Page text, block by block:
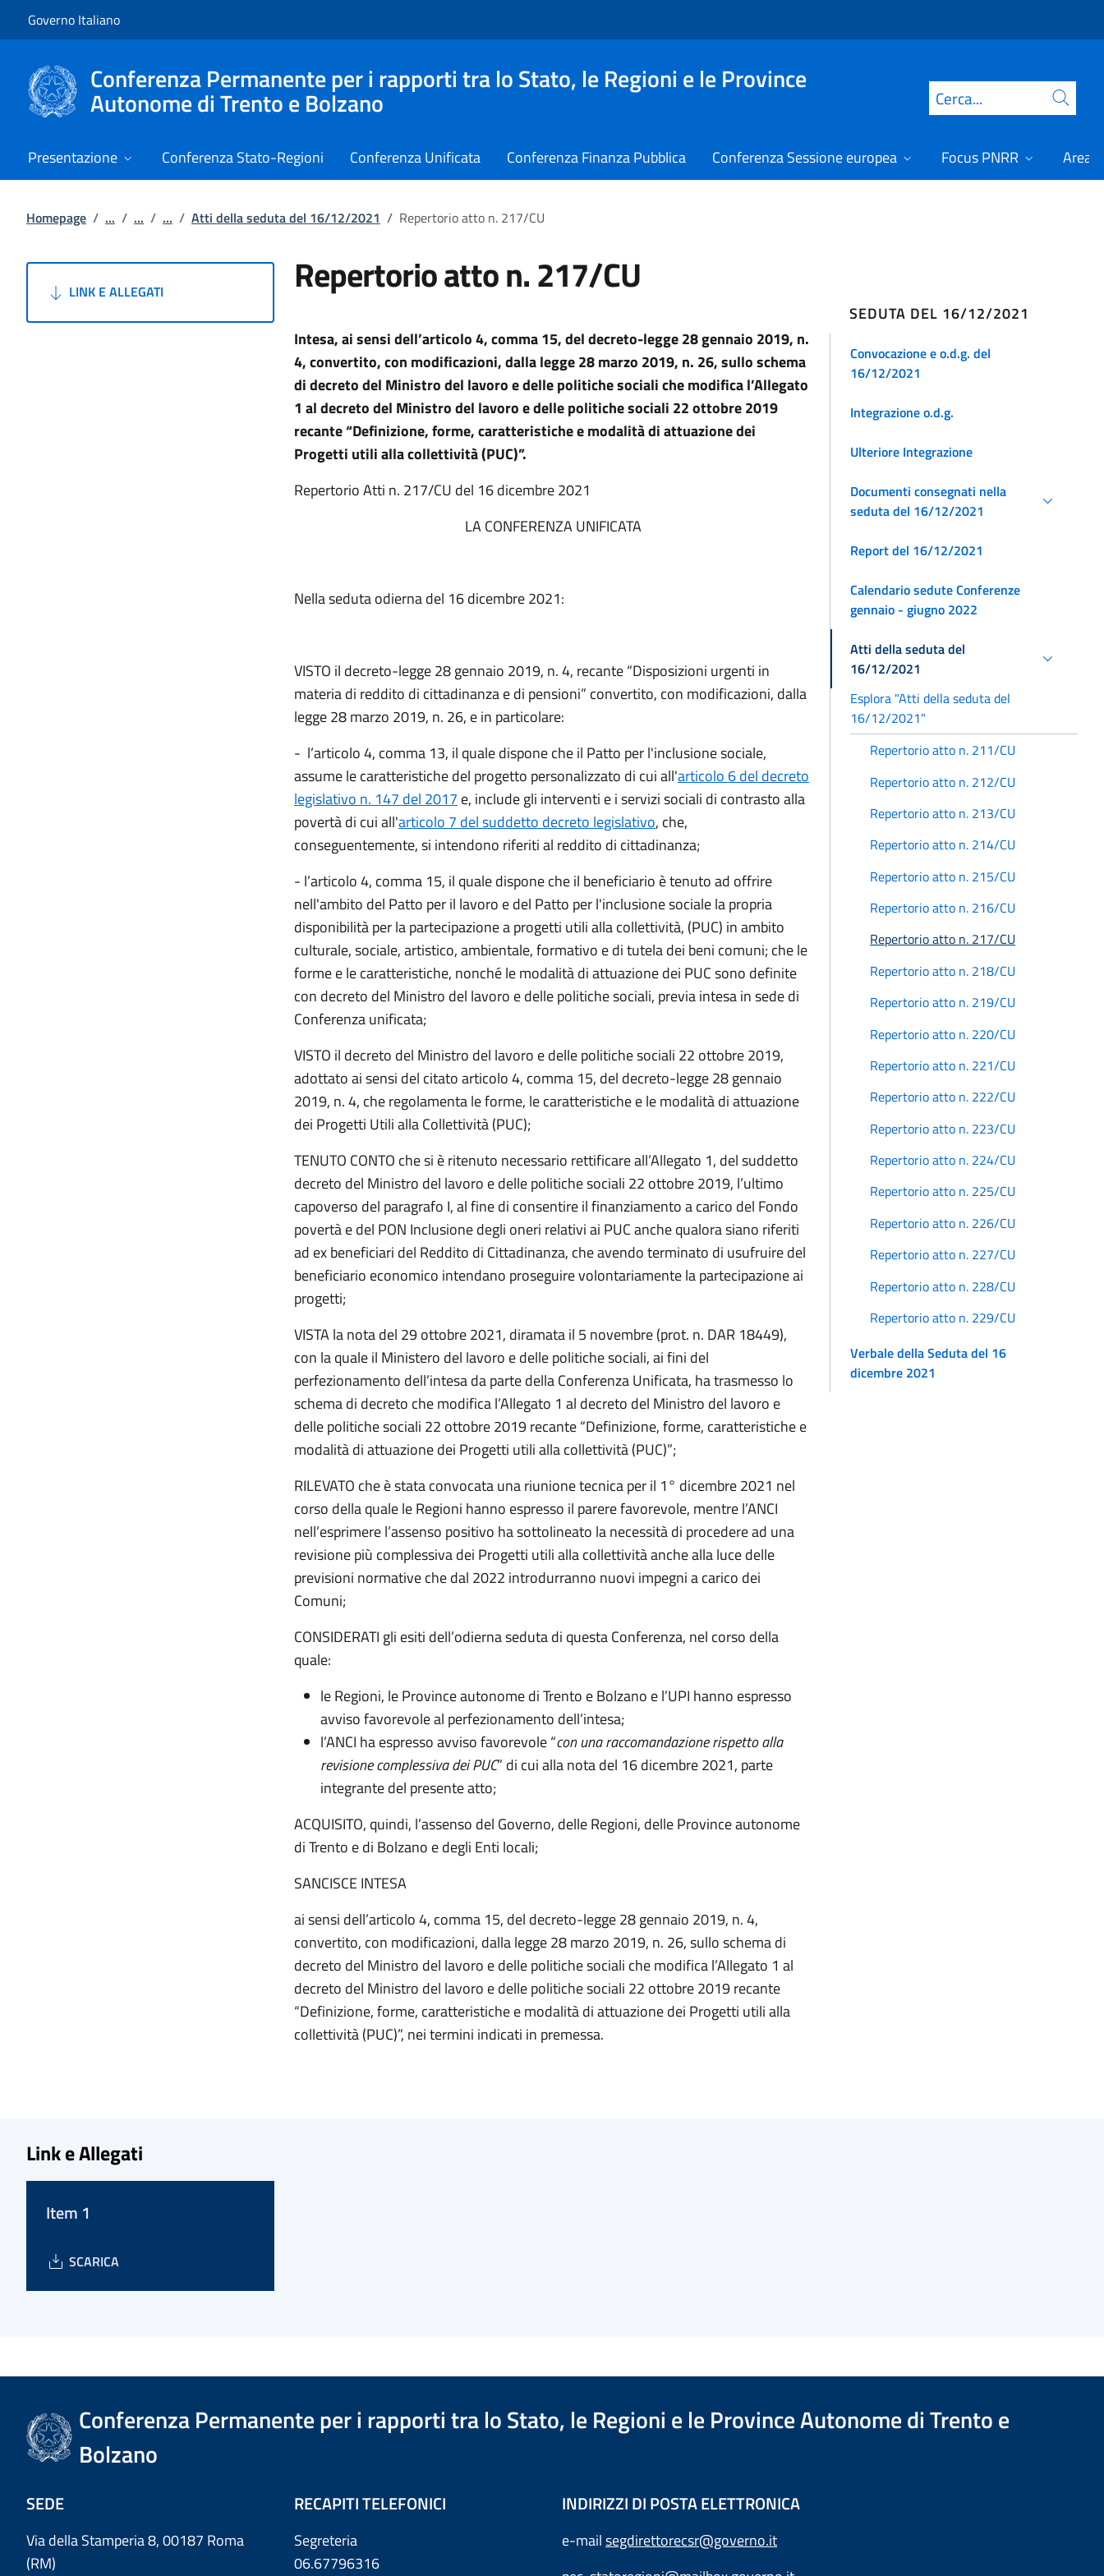
Governo Italiano
Conferenza Permanente per i rapporti tra lo Stato, le Regioni e le Province
Autonome di Trento e Bolzano Cerca
Presentazione Conferenza Stato-Regioni Conferenza Unificata Conferenza Finanza Pubblica Conferenza Sessione europea Focus PNRR Area
Homepage / ... / ... / ... / Atti della seduta del 16/12/2021 / Repertorio atto n. 217/CU
LINK E ALLEGATI Repertorio atto n. 217/CU
Intesa, ai sensi dell’articolo 4, comma 15, del decreto-legge 28 gennaio 2019, n.
4, convertito, con modificazioni, dalla legge 28 marzo 2019, n. 26, sullo schema
di decreto del Ministro del lavoro e delle politiche sociali che modifica l’Allegato
1 al decreto del Ministro del lavoro e delle politiche sociali 22 ottobre 2019
recante “Definizione, forme, caratteristiche e modalità di attuazione dei
Progetti utili alla collettività (PUC)”.
Repertorio Atti n. 217/CU del 16 dicembre 2021
LA CONFERENZA UNIFICATA
Nella seduta odierna del 16 dicembre 2021:
VISTO il decreto-legge 28 gennaio 2019, n. 4, recante “Disposizioni urgenti in
materia di reddito di cittadinanza e di pensioni” convertito, con modificazioni, dalla
legge 28 marzo 2019, n. 26, e in particolare:
- l’articolo 4, comma 13, il quale dispone che il Patto per l'inclusione sociale,
assume le caratteristiche del progetto personalizzato di cui all'articolo 6 del decreto
legislativo n. 147 del 2017 e, include gli interventi e i servizi sociali di contrasto alla
povertà di cui all'articolo 7 del suddetto decreto legislativo, che,
conseguentemente, si intendono riferiti al reddito di cittadinanza;
- l’articolo 4, comma 15, il quale dispone cheil beneficiario è tenuto ad offrire
nell'ambito del Patto per il lavoro e del Patto per l'inclusione sociale la propria
disponibilità per la partecipazione a progetti utili alla collettività, (PUC) in ambito
culturale, sociale, artistico, ambientale, formativo e di tutela dei beni comuni; che le
forme e le caratteristiche, nonché le modalità di attuazione dei PUC sono definite
con decreto del Ministro del lavoro e delle politiche sociali, previa intesa in sede di
Conferenza unificata;
VISTO il decreto del Ministro del lavoro e delle politiche sociali 22 ottobre 2019,
adottato ai sensi del citatoarticolo 4, comma 15, del decreto-legge 28 gennaio
2019, n. 4, che regolamenta le forme, le caratteristiche e le modalità di attuazione
dei Progetti Utili alla Collettività (PUC);
TENUTO CONTO che si è ritenuto necessario rettificare all’Allegato 1, del suddetto
decreto del Ministro del lavoro e delle politiche sociali 22 ottobre 2019, l’ultimo
capoverso del paragrafo I, al fine di consentire il finanziamento a carico del Fondo
povertà e del PON Inclusione degli oneri relativi ai PUC anche qualora siano riferiti
ad ex beneficiari del Reddito di Cittadinanza, che avendo terminato di usufruire del
beneficiario economico intendano proseguire volontariamente la partecipazione ai
progetti;
VISTA la nota del 29 ottobre 2021, diramata il 5 novembre (prot. n. DAR 18449),
con la quale il Ministero del lavoro e delle politiche sociali, ai fini del
perfezionamento dell’intesa da parte della Conferenza Unificata, ha trasmesso lo
schema di decreto che modifica l’Allegato 1 al decreto del Ministro del lavoro e
delle politiche sociali 22 ottobre 2019 recante “Definizione, forme, caratteristiche e
modalità di attuazione dei Progetti utili alla collettività (PUC)”;
RILEVATO che è stata convocata una riunione tecnica per il 1° dicembre 2021 nel
corso della quale le Regioni hanno espresso il parere favorevole, mentre l’ANCI
nell’esprimere l’assenso positivo ha sottolineato la necessità di procedere ad una
revisione più complessiva dei Progetti utili alla collettività anche alla luce delle
previsioni normative che dal 2022 introdurranno nuovi impegni a carico dei
Comuni;
CONSIDERATI gli esiti dell’odierna seduta di questa Conferenza, nel corso della
quale:
leRegioni, le Province autonome di Trento e Bolzano e l’UPI hanno espresso
avviso favorevole al perfezionamento dell’intesa;
l’ANCI ha espresso avviso favorevole “con una raccomandazione rispetto alla
revisione complessiva dei PUC” di cui alla nota del 16 dicembre 2021, parte
integrante del presente atto;
ACQUISITO, quindi, l’assenso del Governo, delle Regioni, delle Province autonome
di Trento e di Bolzano e degli Enti locali;
SANCISCE INTESA
ai sensi dell’articolo 4, comma 15, del decreto-legge 28 gennaio 2019, n. 4,
convertito, con modificazioni, dalla legge 28 marzo 2019, n. 26, sullo schema di
decreto del Ministro del lavoro e delle politiche sociali che modifica l’Allegato 1 al
decreto del Ministro del lavoro e delle politiche sociali 22 ottobre 2019 recante
“Definizione, forme, caratteristiche e modalità di attuazione dei Progetti utili alla
collettività (PUC)”, nei termini indicati in premessa.
SEDUTA DEL 16/12/2021
Convocazione e o.d.g. del
16/12/2021
Integrazione o.d.g.
Ulteriore Integrazione
Documenti consegnati nella
seduta del 16/12/2021
Report del 16/12/2021
Calendario sedute Conferenze
gennaio - giugno 2022
Atti della seduta del
16/12/2021
Esplora "Atti della seduta del
16/12/2021"
Repertorio atto n. 211/CU
Repertorio atto n. 212/CU
Repertorio atto n. 213/CU
Repertorio atto n. 214/CU
Repertorio atto n. 215/CU
Repertorio atto n. 216/CU
Repertorio atto n. 217/CU
Repertorio atto n. 218/CU
Repertorio atto n. 219/CU
Repertorio atto n. 220/CU
Repertorio atto n. 221/CU
Repertorio atto n. 222/CU
Repertorio atto n. 223/CU
Repertorio atto n. 224/CU
Repertorio atto n. 225/CU
Repertorio atto n. 226/CU
Repertorio atto n. 227/CU
Repertorio atto n. 228/CU
Repertorio atto n. 229/CU
Verbale della Seduta del 16
dicembre 2021
Link e Allegati
Item 1
SCARICA
Conferenza Permanente per i rapporti tra lo Stato, le Regioni e le Province Autonome di Trento e
Bolzano
SEDE
Via della Stamperia 8, 00187 Roma
(RM)
RECAPITI TELEFONICI
Segreteria
06.67796316
INDIRIZZI DI POSTA ELETTRONICA
e-mailsegdirettorecsr@governo.it